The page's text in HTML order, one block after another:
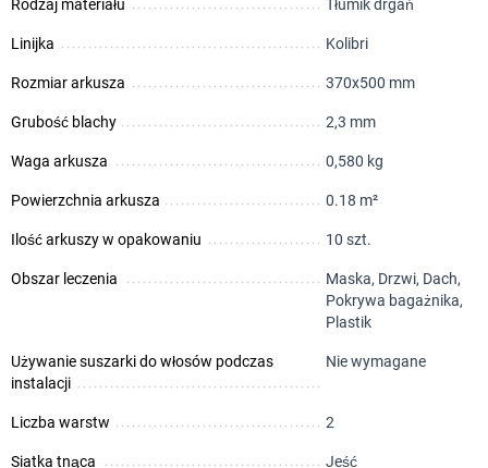
Rodzaj materiału Tłumik drgań
Linijka Kolibri
Rozmiar arkusza 370х500 mm
Grubość blachy 2,3 mm
Waga arkusza 0,580 kg
Powierzchnia arkusza 0.18 m²
Ilość arkuszy w opakowaniu 10 szt.
Obszar leczenia
Maska, Drzwi, Dach,
Pokrywa bagażnika,
Plastik
Używanie suszarki do włosów podczas
instalacji
Nie wymagane
Liczba warstw 2
Siatka tnąca Jeść